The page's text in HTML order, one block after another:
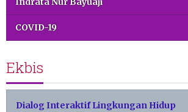
COVID-19
Ekbis
Dialog Interaktif Lingkungan Hidup